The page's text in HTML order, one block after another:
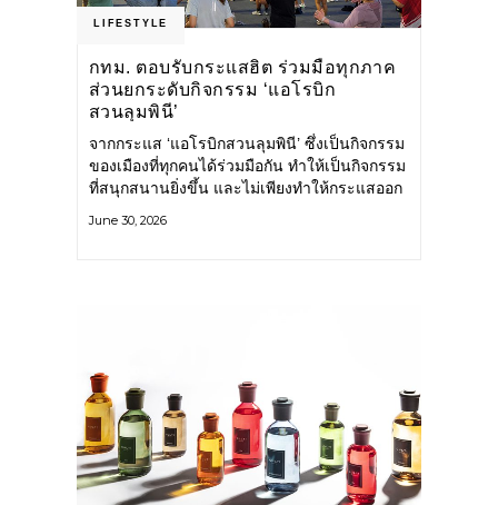
LIFESTYLE
กทม. ตอบรับกระแสฮิต ร่วมมือทุกภาค
ส่วนยกระดับกิจกรรม ‘แอโรบิก
สวนลุมพินี’
จากกระแส ‘แอโรบิกสวนลุมพินี’ ซึ่งเป็นกิจกรรม
ของเมืองที่ทุกคนได้ร่วมมือกัน ทำให้เป็นกิจกรรม
ที่สนุกสนานยิ่งขึ้น และไม่เพียงทำให้กระแสออก
กระจายไปยังหลายพื้นที่ของประเทศที่อยากออก
June 30, 2026